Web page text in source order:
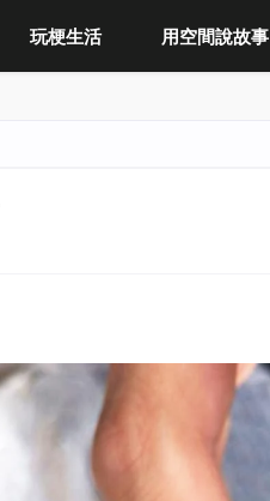
玩梗生活 用空間說故事